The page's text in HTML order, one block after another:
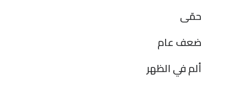
حمّى
ضعف عام
ألم في الظهر